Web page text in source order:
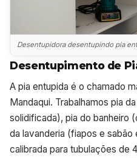
Desentupidora desentupindo pia
Desentupimento de
A pia entupida é o chamado
Mandaqui. Trabalhamos pia
solidificada), pia do banheiro
da lavanderia (fiapos e
calibrada para tubulações de